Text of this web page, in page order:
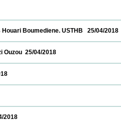
2018
Houari Boumediene. USTHB
de Tizi Ouzou  25/04/2018
25/04/2018
2018
24/04/2018